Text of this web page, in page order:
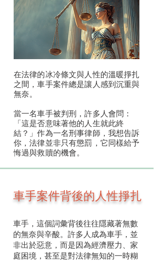
在法律的冰冷條文與人性的溫暖掙扎
之間，車手案件總是讓人感到沉重與
無奈。
當一名車手被判刑，許多人會問：
「這是否意味著他的人生就此終
結？」作為一名刑事律師，我想告訴
你，法律並非只有懲罰，它同樣給予
悔過與救贖的機會。
車手案件背後的人性掙扎
車手，這個詞彙背後往往隱藏著無數
的無奈與辛酸。許多人成為車手，並
非出於惡意，而是因為經濟壓力、家
庭困境，甚至是對法律無知的一時糊